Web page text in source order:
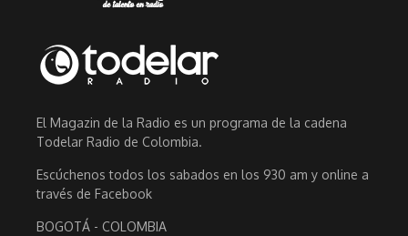
El Magazin de la Radio es un programa de la cadena
Todelar Radio de Colombia.
Escúchenos todos los sabados en los 930 am y online a
través de Facebook
BOGOTÁ - COLOMBIA